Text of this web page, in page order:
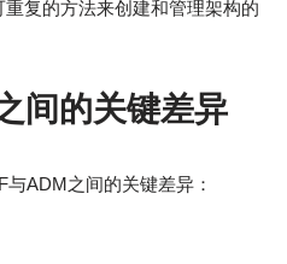
复的方法来创建和管理架构的
间的关键差异
ADM之间的关键差异：